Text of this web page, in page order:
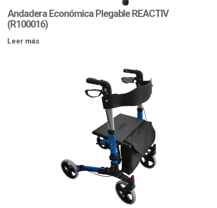
Andadera Económica Plegable REACTIV
(R100016)
Leer más